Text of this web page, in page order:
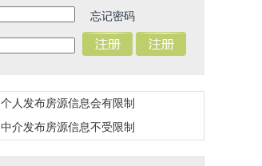
忘记密码
个人发布房源信息会有限制
中介发布房源信息不受限制